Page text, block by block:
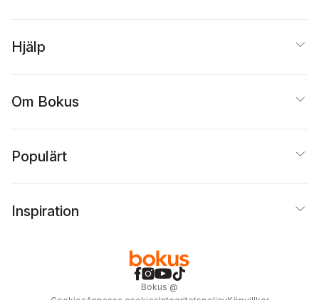
Hjälp
Om Bokus
Populärt
Inspiration
Bokus @